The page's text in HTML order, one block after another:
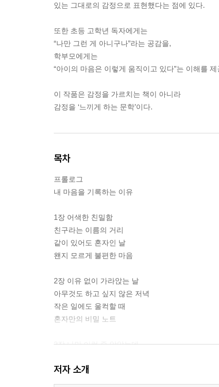
있는 그대로의 감정으로 표현했다는 점에 있다.
또한 초등 고학년 독자에게는
“나만 그런 게 아니구나”라는 공감을,
학부모에게는
“아이의 마음은 이렇게 움직이고 있다”는 이해를
이 작품은 감정을 가르치는 책이 아니라
감정을 ‘느끼게 하는 문학’이다.
목차
프롤로그
내 마음을 기록하는 이유
1장 어색한 친밀함
친구라는 이름의 거리
같이 있어도 혼자인 날
왠지 모르게 불편한 마음
2장 이유 없이 가라앉는 날
아무것도 하고 싶지 않은 저녁
작은 일에도 울컥할 때
혼자만의 비밀 노트
3장 나만 이런 줄 알았는데
조용한 나의 관찰 일기
마음속 작은 목소리
저자 소개